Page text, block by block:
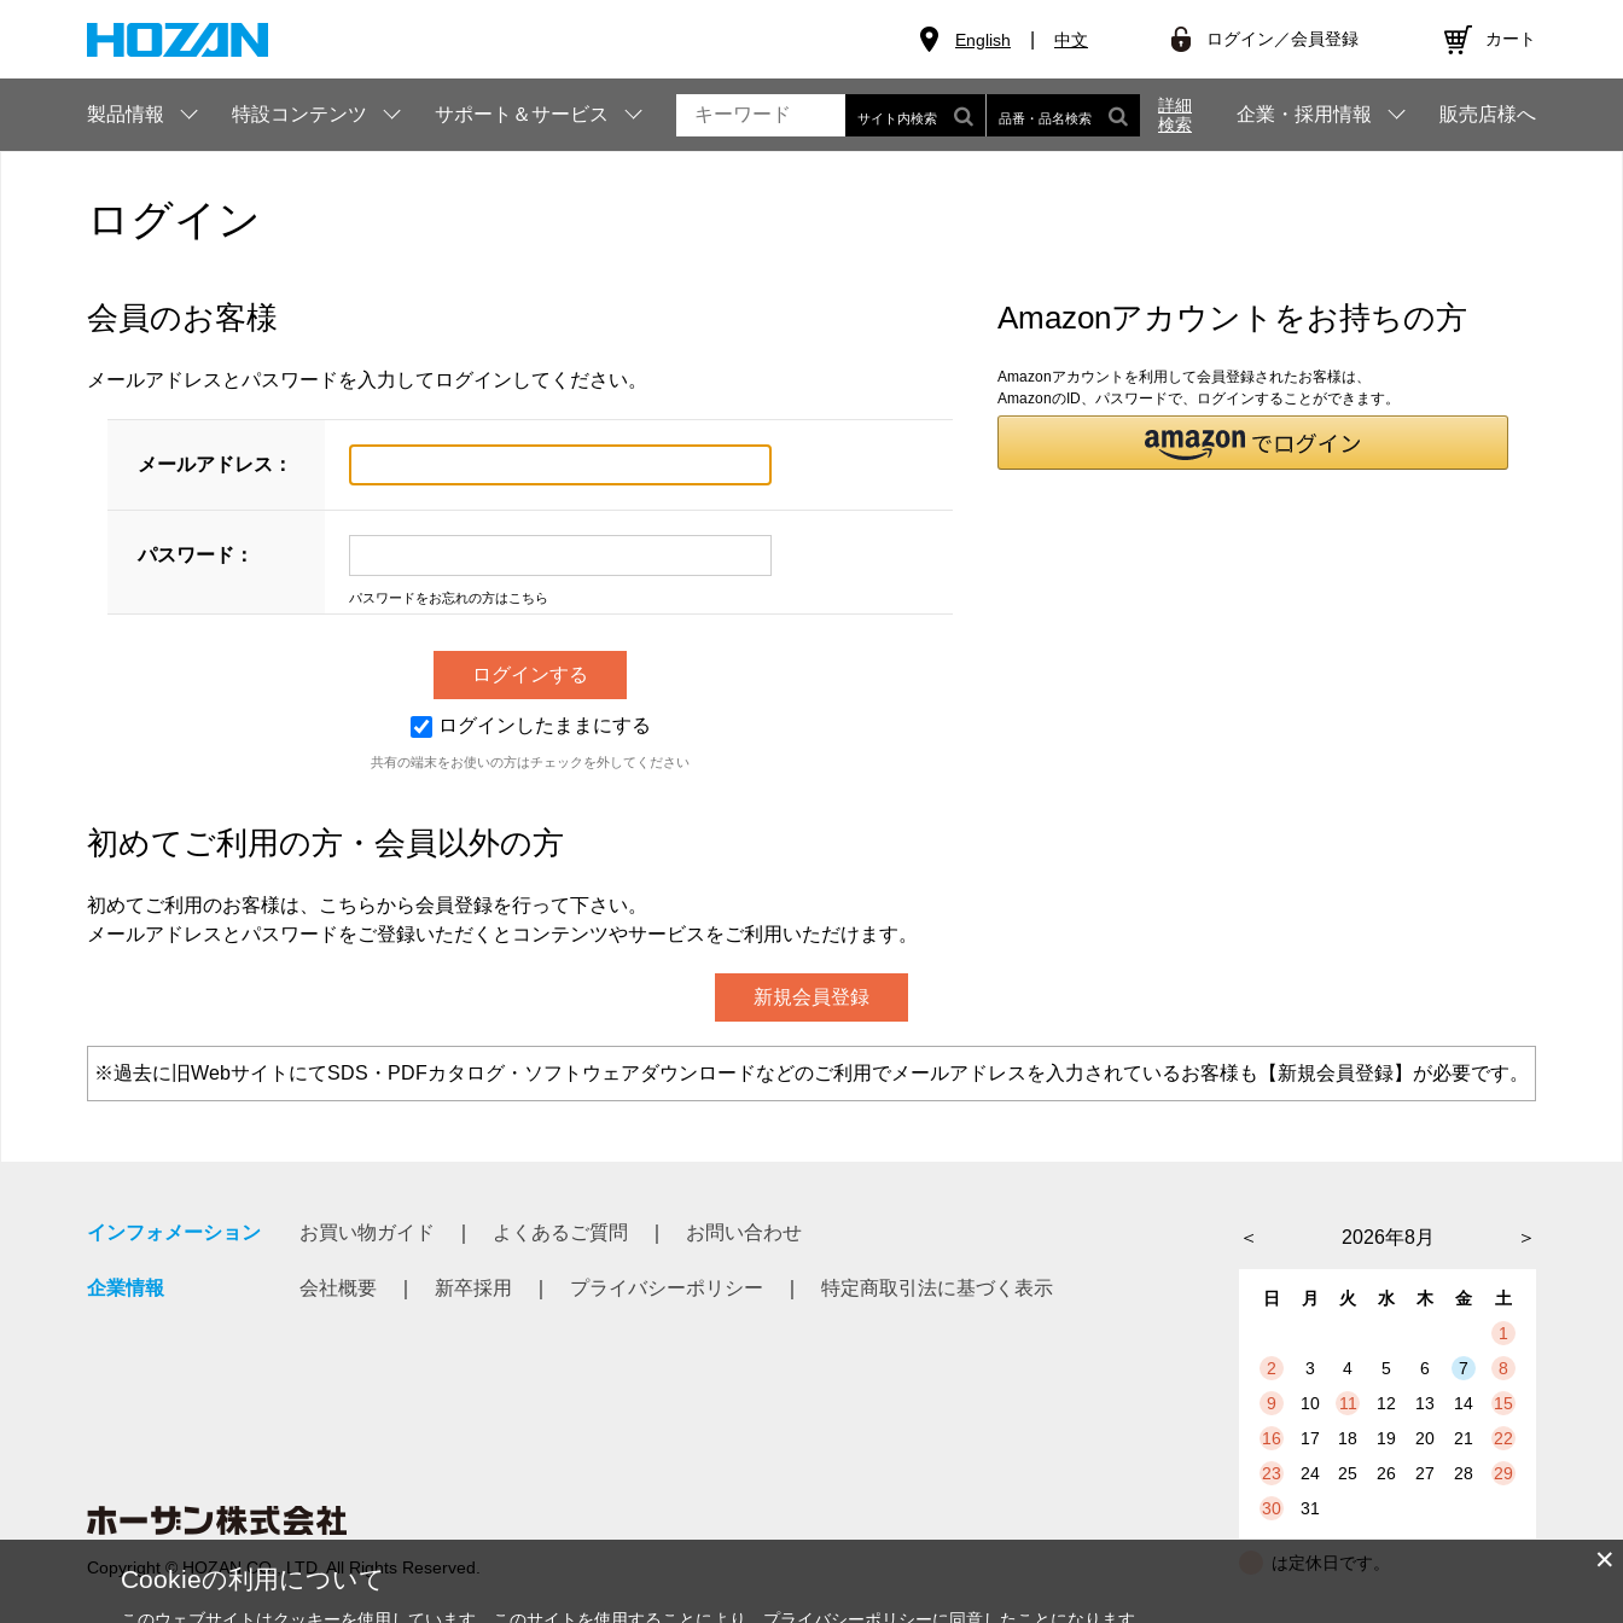
English 中文 ログイン／会員登録 カート
製品情報 特設コンテンツ サポート＆サービス サイト内検索 品番・品名検索
詳細
検索
企業・採用情報 販売店様へ
ログイン
会員のお客様
メールアドレスとパスワードを入力してログインしてください。
メールアドレス：
パスワード：
パスワードをお忘れの方はこちら
ログインしたままにする
共有の端末をお使いの方はチェックを外してください
Amazonアカウントをお持ちの方
Amazonアカウントを利用して会員登録されたお客様は、
AmazonのID、パスワードで、ログインすることができます。
初めてご利用の方・会員以外の方
初めてご利用のお客様は、こちらから会員登録を行って下さい。
メールアドレスとパスワードをご登録いただくとコンテンツやサービスをご利用いただけます。
※過去に旧WebサイトにてSDS・PDFカタログ・ソフトウェアダウンロードなどのご利用でメールアドレスを入力されているお客様も【新規会員登録】が必要です。
インフォメーション お買い物ガイド よくあるご質問 お問い合わせ
企業情報 会社概要 新卒採用 プライバシーポリシー 特定商取引法に基づく表示
Copyright © HOZAN CO., LTD. All Rights Reserved.
＜ ＞
2026年8月
日 月 火 水 木 金
土
1
2
3 4 5 6 7
8
9
10 11 12 13 14
15
16
17 18 19 20 21
22
23
24 25 26 27 28
29
30
31
は定休日です。 ✕
Cookieの利用について